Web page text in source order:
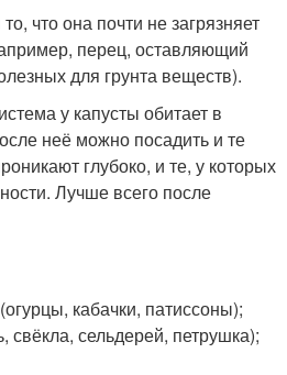
что она почти не загрязняет
перец, оставляющий
для грунта веществ).
у капусты обитает в
неё можно посадить и те
глубоко, и те, у которых
Лучше всего после
кабачки, патиссоны);
свёкла, сельдерей, петрушка);